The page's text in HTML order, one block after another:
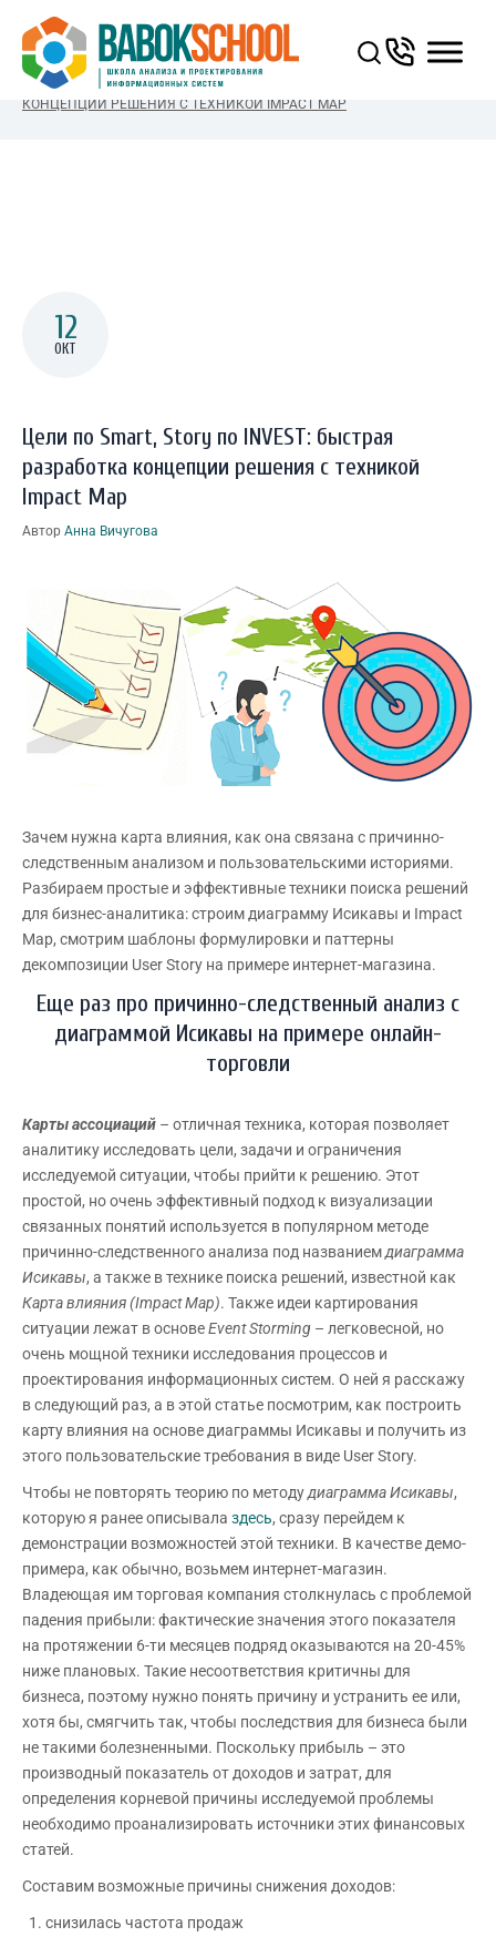
You Are Here:
ГЛАВНАЯ
ЦЕЛИ ПО SMART, STORY ПО INVEST: БЫСТРАЯ РАЗРАБОТКА
КОНЦЕПЦИИ РЕШЕНИЯ С ТЕХНИКОЙ IMPACT MAP
12
ОКТ
Цели по Smart, Story по INVEST: быстрая
разработка концепции решения с техникой
Impact Map
Автор Анна Вичугова
Зачем нужна карта влияния, как она связана с причинно-
следственным анализом и пользовательскими историями.
Разбираем простые и эффективные техники поиска решений
для бизнес-аналитика: строим диаграмму Исикавы и Impact
Map, смотрим шаблоны формулировки и паттерны
декомпозиции User Story на примере интернет-магазина.
Еще раз про причинно-следственный анализ с
диаграммой Исикавы на примере онлайн-
торговли
Карты ассоциаций – отличная техника, которая позволяет
аналитику исследовать цели, задачи и ограничения
исследуемой ситуации, чтобы прийти к решению. Этот
простой, но очень эффективный подход к визуализации
связанных понятий используется в популярном методе
причинно-следственного анализа под названиемдиаграмма
Исикавы, а также в технике поиска решений, известной как
Карта влияния (ImpactMap). Также идеи картирования
ситуации лежат в основеEventStorming – легковесной, но
очень мощной техники исследования процессов и
проектирования информационных систем. О ней я расскажу
в следующий раз, а в этой статье посмотрим, как построить
карту влияния на основе диаграммы Исикавы и получить из
этого пользовательские требования в виде User Story.
Чтобы не повторять теорию по методудиаграмма Исикавы,
которую я ранее описывала здесь, сразу перейдем к
демонстрации возможностей этой техники. В качестве демо-
примера, как обычно, возьмем интернет-магазин.
Владеющая им торговая компания столкнулась с проблемой
падения прибыли: фактические значения этого показателя
на протяжении 6-ти месяцев подряд оказываются на 20-45%
ниже плановых. Такие несоответствия критичны для
бизнеса, поэтому нужно понять причину и устранить ее или,
хотя бы, смягчить так, чтобы последствия для бизнеса были
не такими болезненными. Поскольку прибыль – это
производный показатель от доходов и затрат, для
определения корневой причины исследуемой проблемы
необходимо проанализировать источники этих финансовых
статей.
Составим возможные причины снижения доходов:
снизилась частота продаж